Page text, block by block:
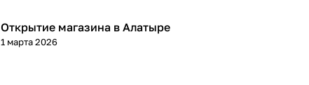
Открытие магазина в Алатыре
1 марта 2026